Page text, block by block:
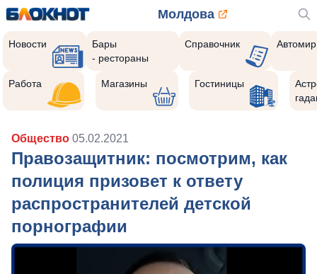
Молдова
Новости
Бары
- рестораны
Справочник Автомир
Работа Магазины Гостиницы
Общество 05.02.2021
Правозащитник: посмотрим, как
полиция призовет к ответу
распространителей детской
порнографии